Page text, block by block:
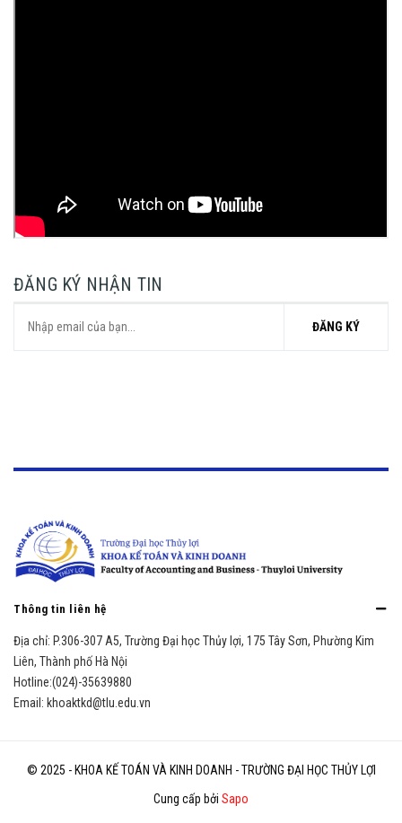
ĐĂNG KÝ NHẬN TIN
ĐĂNG KÝ
Thông tin liên hệ
Địa chỉ: P.306-307 A5, Trường Đại học Thủy lợi, 175 Tây Sơn, Phường Kim
Liên, Thành phố Hà Nội
Hotline:(024)-35639880
Email: khoaktkd@tlu.edu.vn
© 2025 - KHOA KẾ TOÁN VÀ KINH DOANH - TRƯỜNG ĐẠI HỌC THỦY LỢI
Cung cấp bởi Sapo